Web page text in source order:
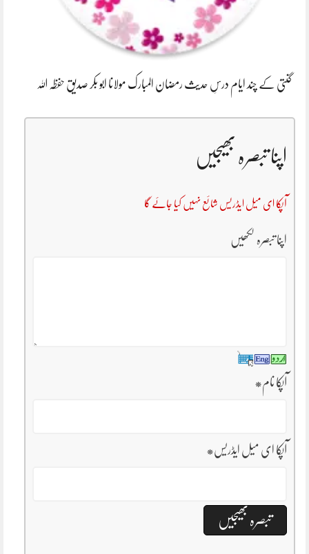
گنتی کے چند ایام درسِ حدیث رمضان المبارک مولانا ابو بکر صدیق حفظہ اللہ
اپنا تبصرہ بھیجیں
آپکا ای میل ایڈریس شائع نہیں کیا جائے گا
اپنا تبصرہ لکھیں
آپکا نام*
آپکا ای میل ایڈریس*